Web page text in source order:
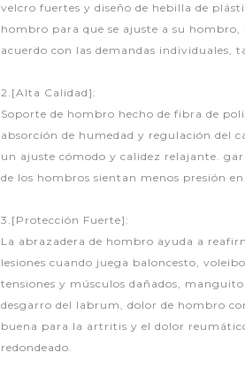
velcro fuertes y diseño de hebilla de
hombro para que se ajuste a su
acuerdo con las demandas individuales,
2.[Alta Calidad]:
Soporte de hombro hecho de fibra de
absorción de humedad y regulación del
un ajuste cómodo y calidez relajante.
de los hombros sientan menos presión
3.[Protección Fuerte]:
La abrazadera de hombro ayuda a
lesiones cuando juega baloncesto,
tensiones y músculos dañados,
desgarro del labrum, dolor de hombro
buena para la artritis y el dolor
redondeado.